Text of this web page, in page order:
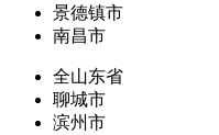
景德镇市
南昌市
全山东省
聊城市
滨州市